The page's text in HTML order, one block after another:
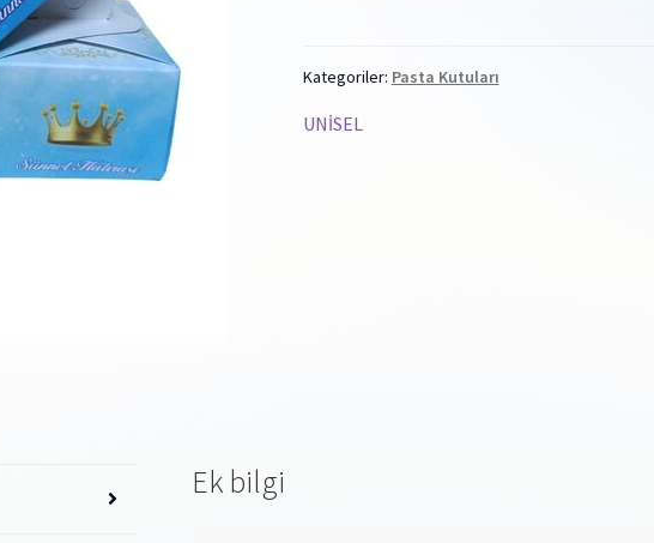
TEKLİ
KUTUSU
Kategoriler: Pasta Kutuları
UNİSEL
Ek bilgi